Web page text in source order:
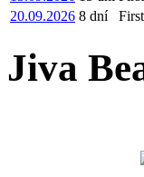
20.09.2026 8 dní
Jiva